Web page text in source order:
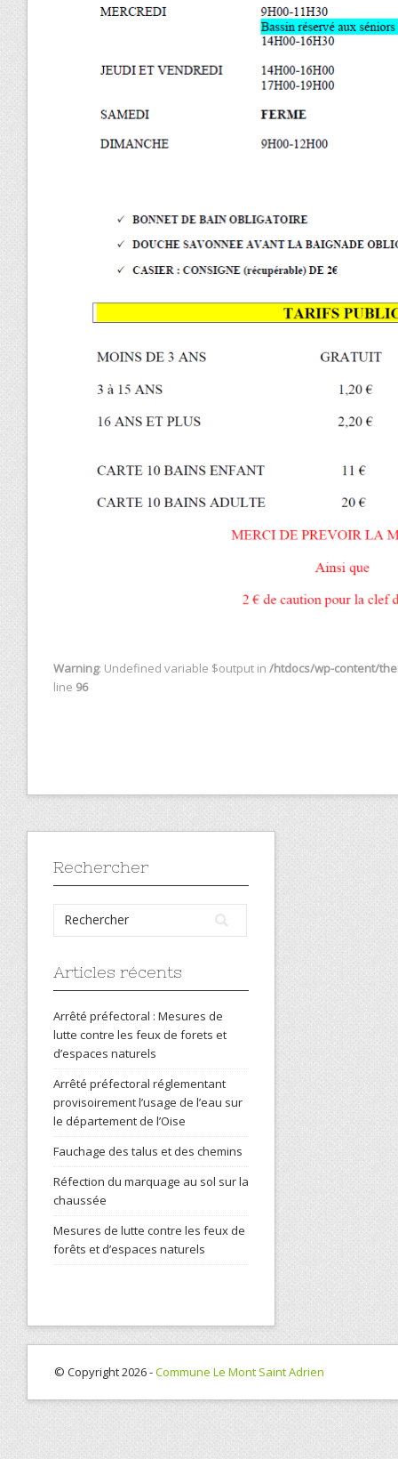
Warning: Undefined variable $output in /htdocs/wp-content/
line 96
Rechercher
Articles récents
Arrêté préfectoral : Mesures de
lutte contre les feux de forets et
d’espaces naturels
Arrêté préfectoral réglementant
provisoirement l’usage de l’eau sur
le département de l’Oise
Fauchage des talus et des chemins
Réfection du marquage au sol sur la
chaussée
Mesures de lutte contre les feux de
forêts et d’espaces naturels
© Copyright 2026 -Commune Le Mont Saint Adrien